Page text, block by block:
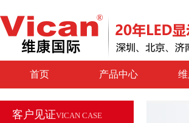
首页 产品中心
客户见证VICAN CASE